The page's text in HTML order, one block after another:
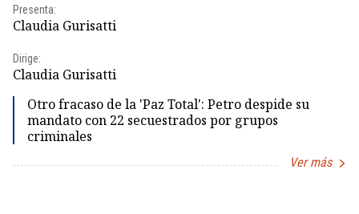
Presenta:
Claudia Gurisatti
Dirige:
Claudia Gurisatti
Otro fracaso de la 'Paz Total': Petro despide su
mandato con 22 secuestrados por grupos
criminales
Ver más